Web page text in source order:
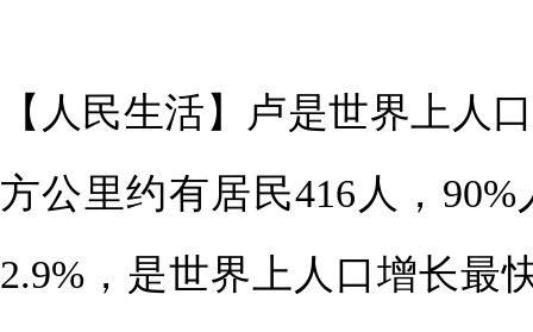
【人民生活】卢是世界上人
方公里约有居民416人，
2.9%，是世界上人口增长最